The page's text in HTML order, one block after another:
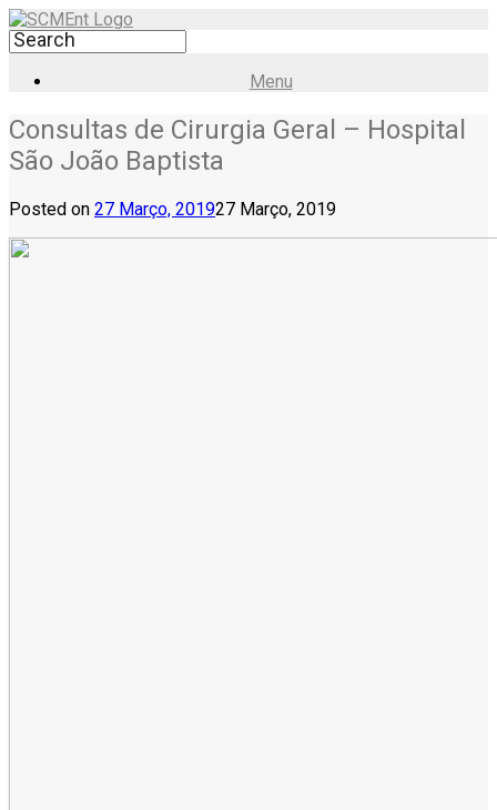
Menu
Consultas de Cirurgia Geral – Hospital
São João Baptista
Posted on 27 Março, 201927 Março, 2019